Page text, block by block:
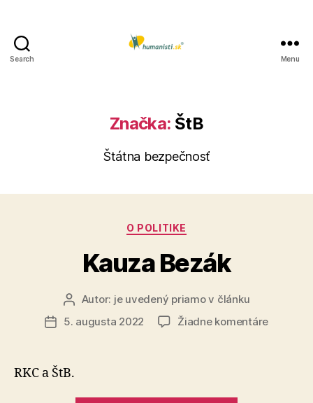
Search Menu
Značka: ŠtB
Štátna bezpečnosť
Kategórie
O POLITIKE
Kauza Bezák
Autor
článku
Autor: je uvedený priamo v článku
Dátum
5. augusta 2022 Žiadne komentárena
RKC a ŠtB.